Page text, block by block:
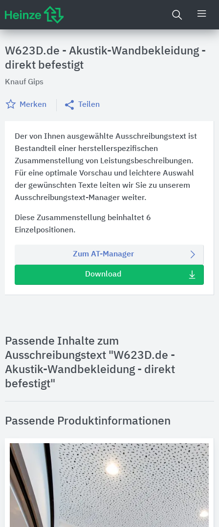
W623D.de - Akustik-Wandbekleidung -
direkt befestigt
Knauf Gips
Merken Teilen
Der von Ihnen ausgewählte Ausschreibungstext ist
Bestandteil einer herstellerspezifischen
Zusammenstellung von Leistungsbeschreibungen.
Für eine optimale Vorschau und leichtere Auswahl
der gewünschten Texte leiten wir Sie zu unserem
Ausschreibungstext-Manager weiter.
Diese Zusammenstellung beinhaltet 6
Einzelpositionen.
Zum AT-Manager
Download
Passende Inhalte zum
Ausschreibungstext "W623D.de -
Akustik-Wandbekleidung - direkt
befestigt"
Passende Produktinformationen